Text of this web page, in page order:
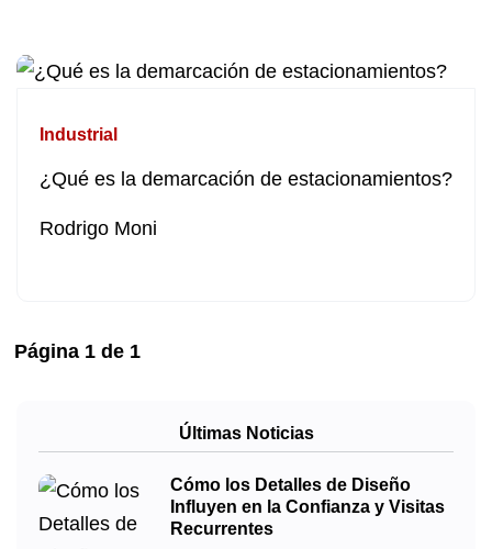
Industrial
¿Qué es la demarcación de estacionamientos?
Rodrigo Moni
Página 1 de 1
Últimas Noticias
Cómo los Detalles de Diseño
Influyen en la Confianza y Visitas
Recurrentes